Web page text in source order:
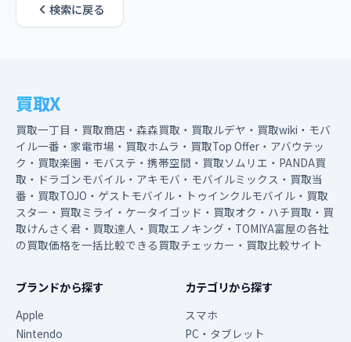
検索に戻る
買取X
買取一丁目・買取商店・森森買取・買取ルデヤ・買取wiki・モバ
イル一番・家電市場・買取ホムラ・買取Top Offer・アバウテッ
ク・買取楽園・モバステ・携帯空間・買取ソムリエ・PANDA買
取・ドラゴンモバイル・アキモバ・モバイルミックス・買取当
番・買取TOJO・ゲストモバイル・トゥインクルモバイル・買取
スター・買取ミライ・ケータイゴッド・買取オク・ハチ買取・買
取けんさく君・買取達人・買取エノキング・TOMIYA富屋の各社
の買取価格を一括比較できる買取チェッカー・買取比較サイト
ブランドから探す
Apple
Nintendo
カテゴリから探す
スマホ
PC・タブレット